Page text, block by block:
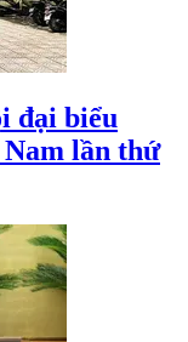
đại biểu
lần thứ